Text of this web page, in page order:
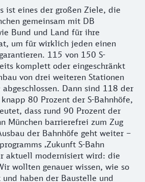
ist eines der großen Ziele, die
gemeinsam mit DB
Bund und Land für ihre
um für wirklich jeden einen
115 von 150 S-
komplett oder eingeschränkt
von drei weiteren Stationen
Dann sind 118 der
80 Prozent der S-Bahnhöfe,
dass rund 90 Prozent der
München barrierefrei zum Zug
der Bahnhöfe geht weiter –
‚Zukunft S-Bahn
aktuell modernisiert wird: die
wollten genauer wissen, wie so
haben der Baustelle und